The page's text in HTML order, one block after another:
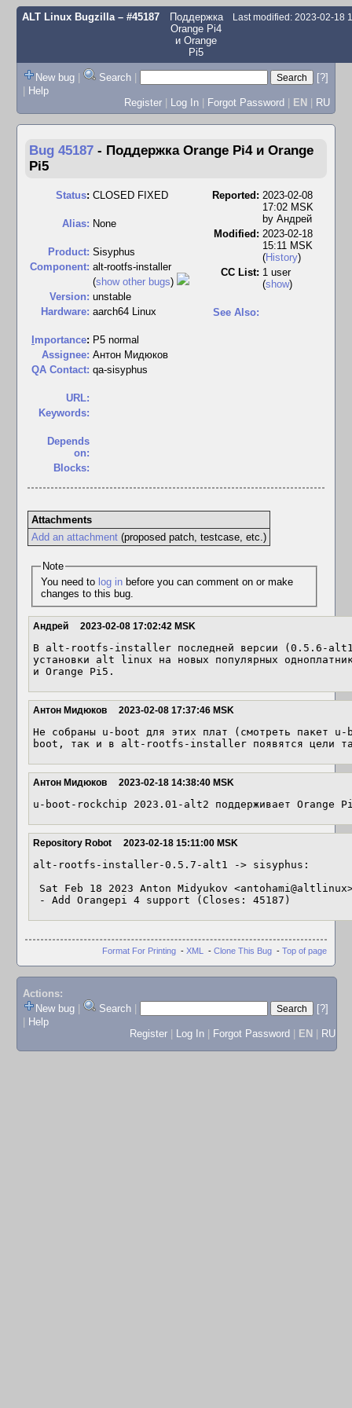
ALT Linux Bugzilla– #45187
Поддержка
Orange Pi4
и Orange
Pi5
Last modified: 2023-02-18
New bug | Search |
[?]
| Help
Register | Log In | Forgot Password | EN | RU
Bug 45187 - Поддержка Orange Pi4 и Orange
Pi5
Status: CLOSED FIXED
Alias: None
Product: Sisyphus
Component: alt-rootfs-installer
(show other bugs)
Version: unstable
Hardware: aarch64 Linux
mportance: P5 normal
Assignee: Антон Мидюков
QA Contact: qa-sisyphus
URL:
Keywords:
Depends
on:
Blocks:
Reported: 2023-02-08
17:02 MSK
by Андрей
Modified: 2023-02-18
15:11 MSK
(History)
CC List: 1 user
(show)
See Also:
Attachments
Add an attachment(proposed patch, testcase, etc.)
Note
You need to log inbefore you can comment on or make
changes to this bug.
Андрей 2023-02-08 17:02:42 MSK
В alt-rootfs-installer последней версии (0.5.6-alt1)
установки alt linux на новых популярных
и Orange Pi5.
Антон Мидюков 2023-02-08 17:37:46 MSK
Не собраны u-boot для этих плат (смотреть пакет
boot, так и в alt-rootfs-installer появятся цели
Антон Мидюков 2023-02-18 14:38:40 MSK
u-boot-rockchip 2023.01-alt2 поддерживает Orange
Repository Robot 2023-02-18 15:11:00 MSK
alt-rootfs-installer-0.5.7-alt1 -> sisyphus:
- Add Orangepi 4 support (Closes: 45187)
Format For Printing - XML - Clone This Bug - Top of page
Actions:
New bug
Search
[?]
Help
Register
Log In Forgot Password EN RU